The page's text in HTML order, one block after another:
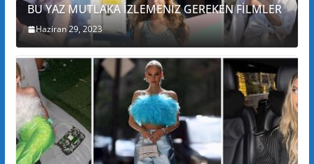
BU YAZ MUTLAKA İZLEMENİZ GEREKEN FİLMLER
Haziran 29, 2023